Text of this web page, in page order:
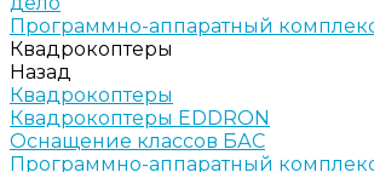
Программно-аппаратный
Квадрокоптеры
Назад
Квадрокоптеры
Квадрокоптеры EDDRON
Оснащение классов БАС
Программно-аппаратный